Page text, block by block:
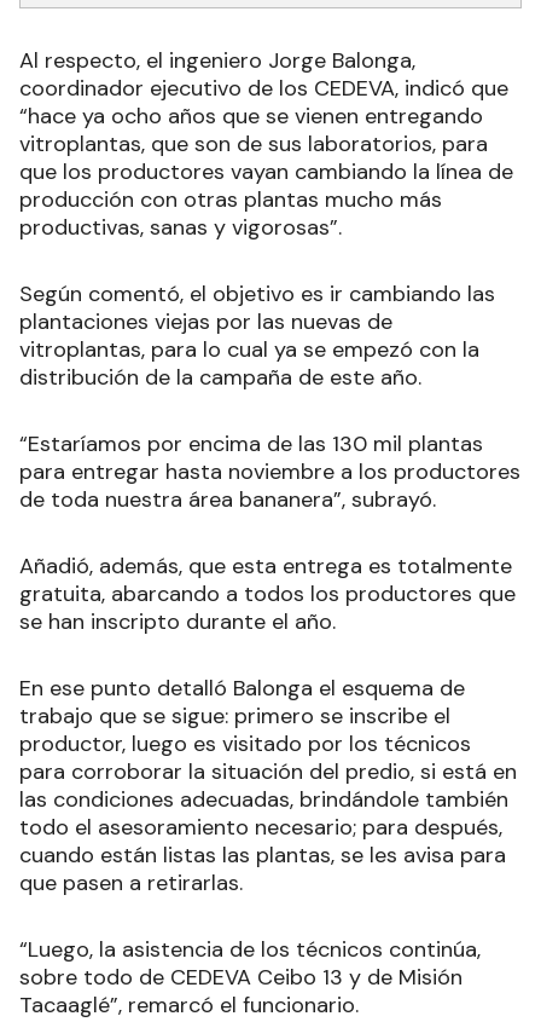
Al respecto, el ingeniero Jorge Balonga,
coordinador ejecutivo de los CEDEVA, indicó que
“hace ya ocho años que se vienen entregando
vitroplantas, que son de sus laboratorios, para
que los productores vayan cambiando la línea de
producción con otras plantas mucho más
productivas, sanas y vigorosas”.
Según comentó, el objetivo es ir cambiando las
plantaciones viejas por las nuevas de
vitroplantas, para lo cual ya se empezó con la
distribución de la campaña de este año.
“Estaríamos por encima de las 130 mil plantas
para entregar hasta noviembre a los productores
de toda nuestra área bananera”, subrayó.
Añadió, además, que esta entrega es totalmente
gratuita, abarcando a todos los productores que
se han inscripto durante el año.
En ese punto detalló Balonga el esquema de
trabajo que se sigue: primero se inscribe el
productor, luego es visitado por los técnicos
para corroborar la situación del predio, si está en
las condiciones adecuadas, brindándole también
todo el asesoramiento necesario; para después,
cuando están listas las plantas, se les avisa para
que pasen a retirarlas.
“Luego, la asistencia de los técnicos continúa,
sobre todo de CEDEVA Ceibo 13 y de Misión
Tacaaglé”, remarcó el funcionario.